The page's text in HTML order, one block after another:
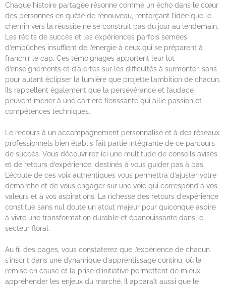
Chaque histoire partagée résonne comme un écho dans le cœur
des personnes en quête de renouveau, renforçant l’idée que le
chemin vers la réussite ne se construit pas du jour au lendemain.
Les récits de succès et les expériences parfois semées
d’embûches insufflent de l’énergie à ceux qui se préparent à
franchir le cap. Ces témoignages apportent leur lot
d’enseignements et d’alertes sur les difficultés à surmonter, sans
pour autant éclipser la lumière que projette l’ambition de chacun.
Ils rappellent également que la persévérance et l’audace
peuvent mener à une carrière florissante qui allie passion et
compétences techniques.
Le recours à un accompagnement personnalisé et à des réseaux
professionnels bien établis fait partie intégrante de ce parcours
de succès. Vous découvrirez ici une multitude de conseils avisés
et de retours d’expérience, destinés à vous guider pas à pas.
L’écoute de ces voix authentiques vous permettra d’ajuster votre
démarche et de vous engager sur une voie qui correspond à vos
valeurs et à vos aspirations. La richesse des retours d’expérience
constitue sans nul doute un atout majeur pour quiconque aspire
à vivre une transformation durable et épanouissante dans le
secteur floral.
Au fil des pages, vous constaterez que l’expérience de chacun
s’inscrit dans une dynamique d’apprentissage continu, où la
remise en cause et la prise d’initiative permettent de mieux
appréhender les enjeux du marché. Il apparaît aussi que le